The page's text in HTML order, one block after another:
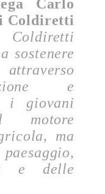
Carlo
Coldiretti
sostenere
e
i giovani
motore
ma
e delle